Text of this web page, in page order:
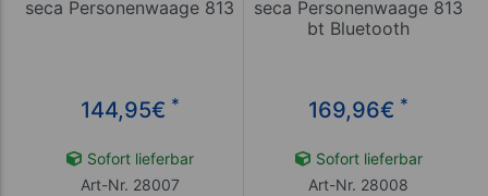
seca Personenwaage 813
144,95€ *
Sofort lieferbar
Art-Nr. 28007
seca Personenwaage 813
bt Bluetooth
169,96€ *
Sofort lieferbar
Art-Nr. 28008